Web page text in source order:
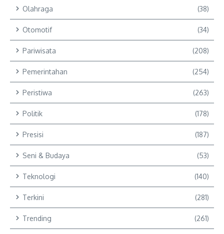
Olahraga (38)
Otomotif (34)
Pariwisata (208)
Pemerintahan (254)
Peristiwa (263)
Politik (178)
Presisi (187)
Seni & Budaya (53)
Teknologi (140)
Terkini (281)
Trending (261)